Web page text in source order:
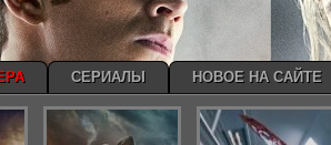
СЕРИАЛЫ НОВОЕ НА САЙТЕ